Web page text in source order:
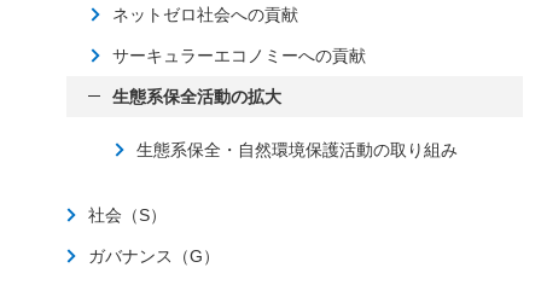
ネットゼロ社会への貢献
サーキュラーエコノミーへの貢献
生態系保全活動の拡大
生態系保全・自然環境保護活動の取り組み
社会（S）
ガバナンス（G）